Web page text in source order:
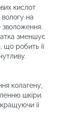
кислот
на
зволоження.
зменшує
що робить її
колагену,
шкіри.
її